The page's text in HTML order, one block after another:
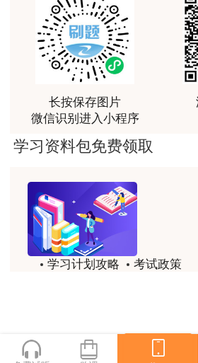
(二)告知承诺要求
本考试报名证明事项实行告知承诺
考时所填报的信息真实、准确、完整
管，报考人员应当按照考试组织机构
逾期拒不接受核查的，视为放弃考试
(三)报考流程
所有报考人员应在规定时间内登
名，具体报考流程及注意事项见附件
有报名环节并缴费成功后方可视为报
间应安排专人值班，及时回复处理报
四、考试收费
讲得好
用户m0****66
林老师讲得非常好！
非常好的开学破冰讲义！认真对
用户c2****r6
用户m1****88
冲着林轩老师过来买的课程，没
和重点资料稳稳过
用户m0****66
林轩老师大神，听老师一遍课胜
长按保存图片
微信识别进入小程序
学习资料包免费领取
学习计划攻略
考试政策